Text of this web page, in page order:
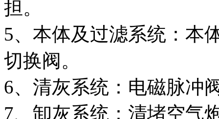
担。
5、本体及过滤系统：本
切换阀。
6、清灰系统：电磁脉冲
7、卸灰系统：清堵空气